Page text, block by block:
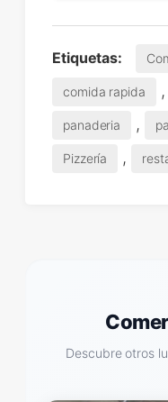
Etiquetas:
comida rapida ,
panaderia ,
Pizzería ,
Descubre otros